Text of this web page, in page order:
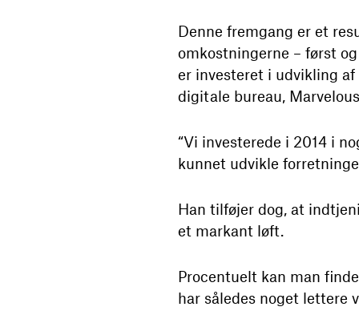
Denne fremgang er et
omkostningerne – først
er investeret i udvikling
digitale bureau,
“Vi investerede i 2014 i
kunnet udvikle
Han tilføjer dog, at
et markant løft.
Procentuelt kan man
har således noget lettere